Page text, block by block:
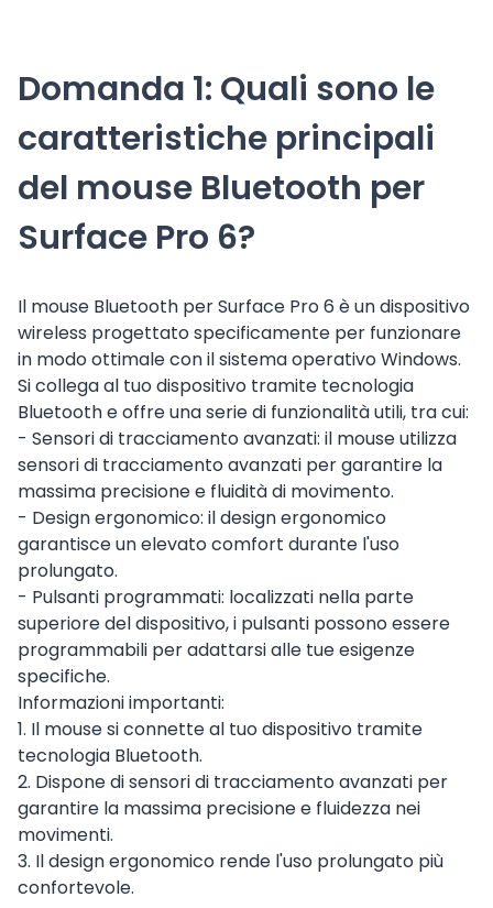
Domanda 1: Quali sono le
caratteristiche principali
del mouse Bluetooth per
Surface Pro 6?
Il mouse Bluetooth per Surface Pro 6 è un dispositivo
wireless progettato specificamente per funzionare
in modo ottimale con il sistema operativo Windows.
Si collega al tuo dispositivo tramite tecnologia
Bluetooth e offre una serie di funzionalità utili, tra cui:
- Sensori di tracciamento avanzati: il mouse utilizza
sensori di tracciamento avanzati per garantire la
massima precisione e fluidità di movimento.
- Design ergonomico: il design ergonomico
garantisce un elevato comfort durante l'uso
prolungato.
- Pulsanti programmati: localizzati nella parte
superiore del dispositivo, i pulsanti possono essere
programmabili per adattarsi alle tue esigenze
specifiche.
Informazioni importanti:
1. Il mouse si connette al tuo dispositivo tramite
tecnologia Bluetooth.
2. Dispone di sensori di tracciamento avanzati per
garantire la massima precisione e fluidezza nei
movimenti.
3. Il design ergonomico rende l'uso prolungato più
confortevole.